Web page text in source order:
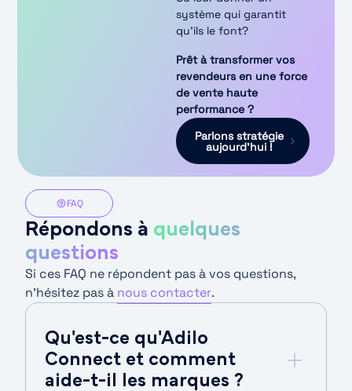
système qui garantit
qu’ils le font?
Prêt à transformer vos
revendeurs en une force
de vente haute
performance ?
Parlons stratégie
aujourd'hui !
FAQ
Répondons à quelques
questions
Si ces FAQ ne répondent pas à vos questions,
n’hésitez pas à nous contacter.
Qu'est-ce qu'Adilo
Connect et comment
aide-t-il les marques ?